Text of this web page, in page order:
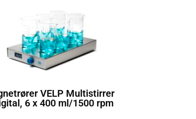
VELP Multistirrer
6 x 400 ml/1500 rpm